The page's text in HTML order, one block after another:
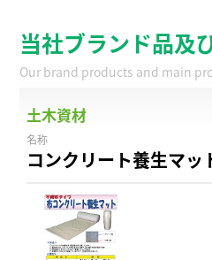
当社ブランド品及
Our brand products and main
土木資材
名称
コンクリート養生マッ